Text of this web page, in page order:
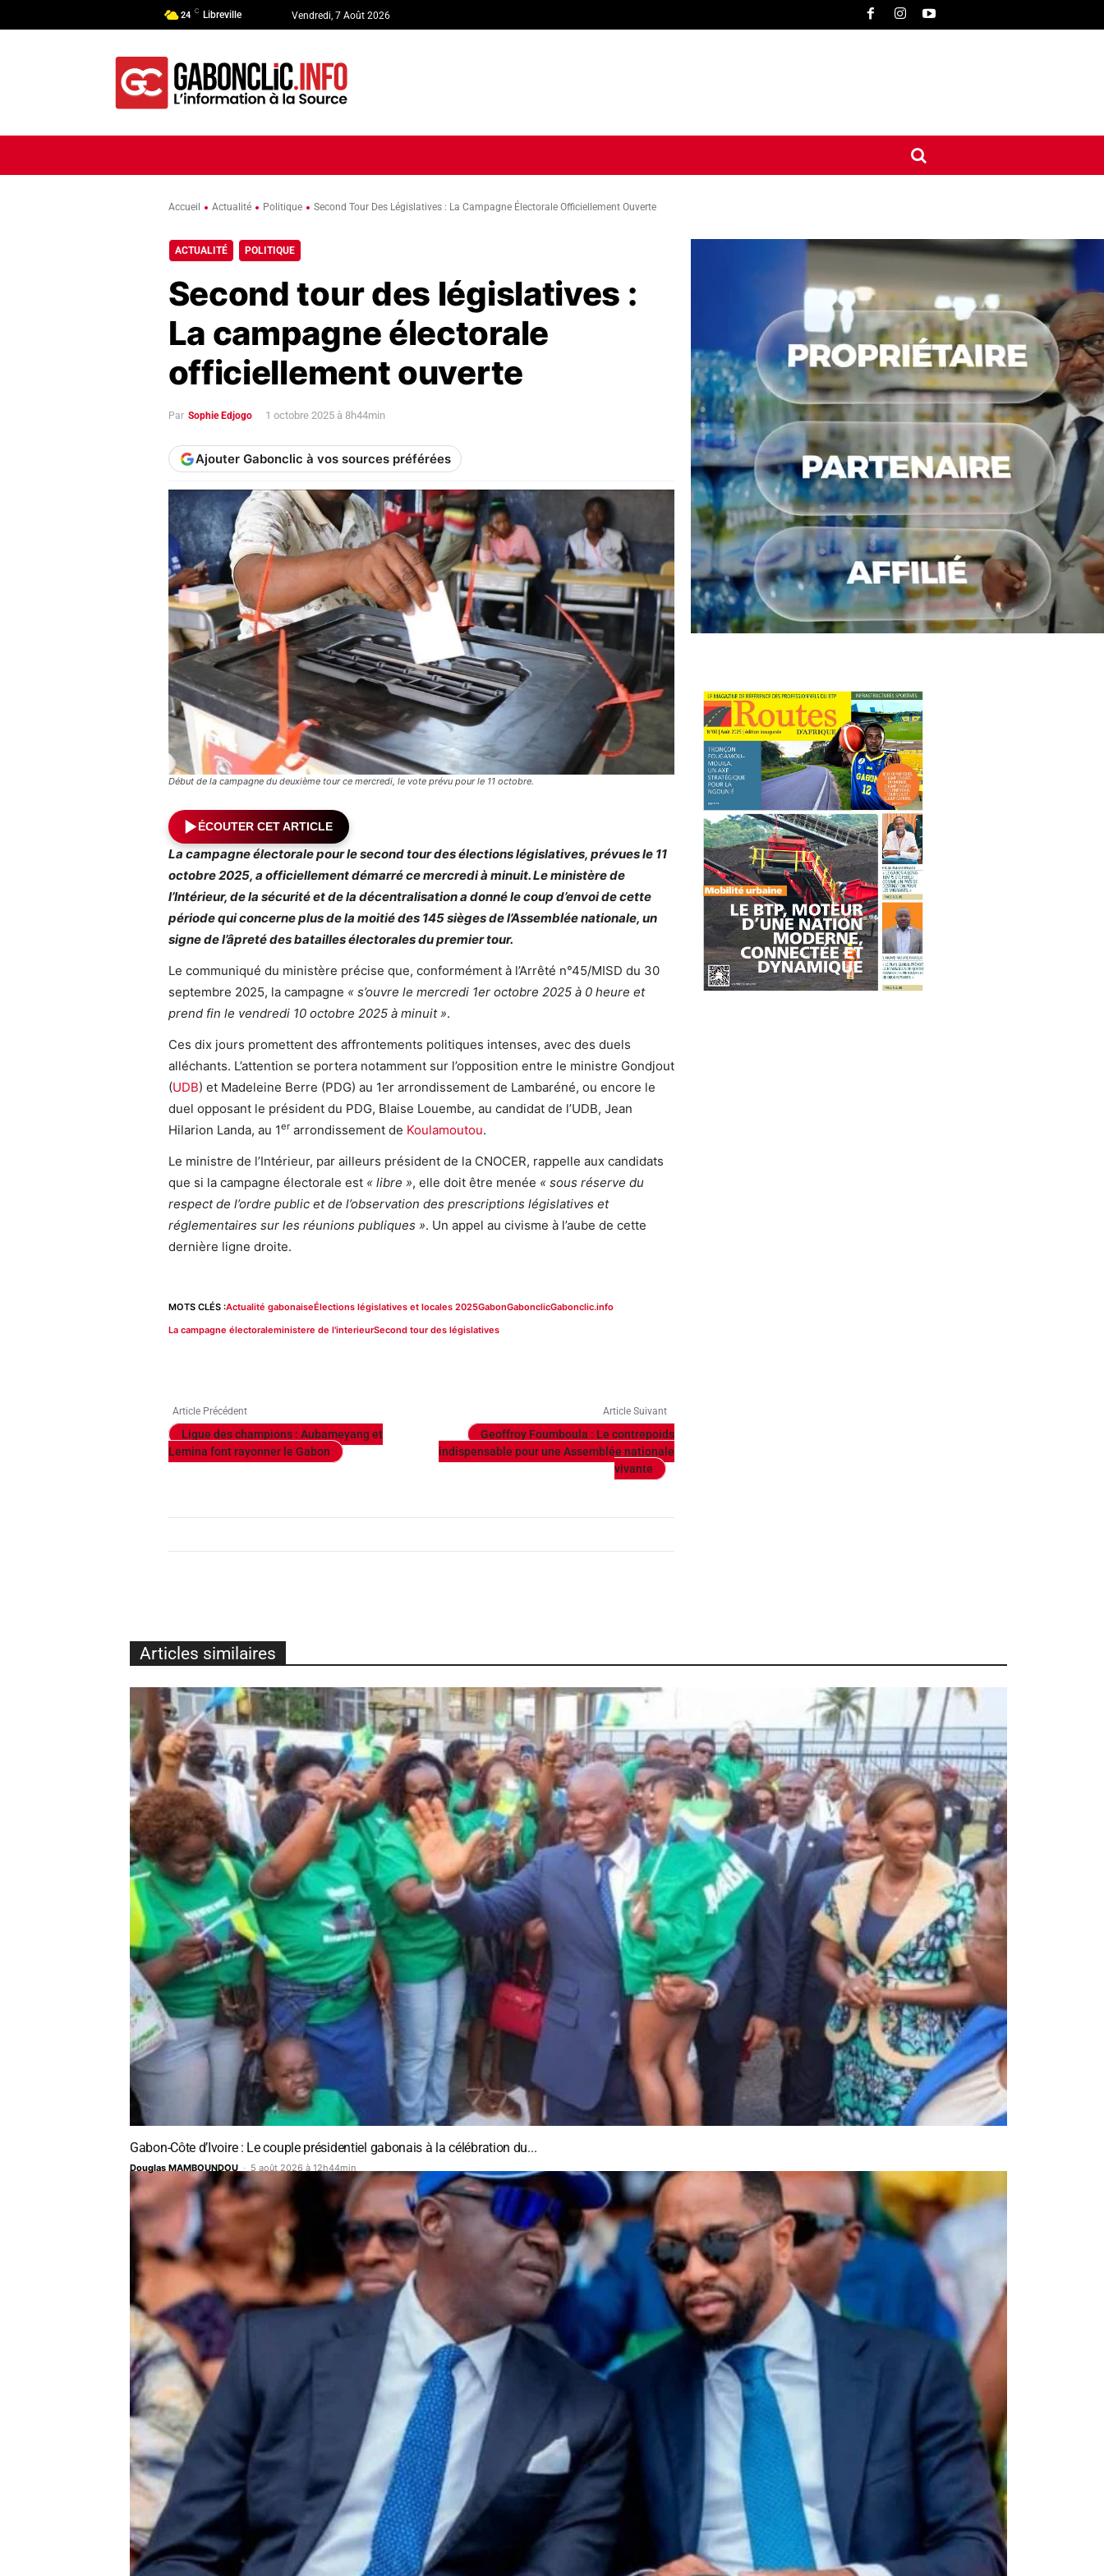
24 C Libreville Vendredi, 7 Août 2026
CONTACT
Accueil Actualité Politique Second Tour Des Législatives : La Campagne Électorale Officiellement Ouverte
ACTUALITÉ POLITIQUE
Second tour des législatives :
La campagne électorale
officiellement ouverte
Par Sophie Edjogo 1 octobre 2025 à 8h44min
Ajouter Gabonclic à vos sources préférées
Début de la campagne du deuxième tour ce mercredi, le vote prévu pour le 11 octobre.
ÉCOUTER CET ARTICLE
La campagne électorale pour le second tour des élections législatives, prévues le 11
octobre 2025, a officiellement démarré ce mercredi à minuit. Le ministère de
l’Intérieur, de la sécurité et de la décentralisation a donné le coup d’envoi de cette
période qui concerne plus de la moitié des 145 sièges de l’Assemblée nationale, un
signe de l’âpreté des batailles électorales du premier tour.
Le communiqué du ministère précise que, conformément à l’Arrêté n°45/MISD du 30
septembre 2025, la campagne « s’ouvre le mercredi 1er octobre 2025 à 0 heure et
prend fin le vendredi 10 octobre 2025 à minuit ».
Ces dix jours promettent des affrontements politiques intenses, avec des duels
alléchants. L’attention se portera notamment sur l’opposition entre le ministre Gondjout
(UDB) et Madeleine Berre (PDG) au 1er arrondissement de Lambaréné, ou encore le
duel opposant le président du PDG, Blaise Louembe, au candidat de l’UDB, Jean
Hilarion Landa, au 1erarrondissement de Koulamoutou.
Le ministre de l’Intérieur, par ailleurs président de la CNOCER, rappelle aux candidats
que si la campagne électorale est « libre », elle doit être menée « sous réserve du
respect de l’ordre public et de l’observation des prescriptions législatives et
réglementaires sur les réunions publiques ». Un appel au civisme à l’aube de cette
dernière ligne droite.
MOTS CLÉS :Actualité gabonaiseÉlections législatives et locales 2025GabonGabonclicGabonclic.info
La campagne électoraleministere de l'interieurSecond tour des législatives
Article Précédent
Ligue des champions : Aubameyang et
Lemina font rayonner le Gabon
Article Suivant
Geoffroy Foumboula : Le contrepoids
indispensable pour une Assemblée nationale
vivante
Articles similaires
Gabon-Côte d’Ivoire : Le couple présidentiel gabonais à la célébration du...
Douglas MAMBOUNDOU - 5 août 2026 à 12h44min